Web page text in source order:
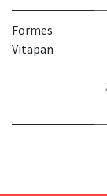
Formes
Vitapan